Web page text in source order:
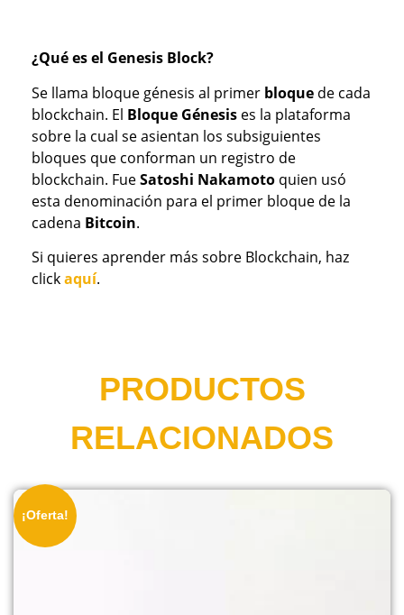
¿Qué es el Genesis Block?
Se llama bloque génesis al primer bloque de cada
blockchain. El Bloque Génesis es la plataforma
sobre la cual se asientan los subsiguientes
bloques que conforman un registro de
blockchain. FueSatoshi Nakamoto quien usó
esta denominación para el primer bloque de la
cadena Bitcoin.
Si quieres aprender más sobre Blockchain, haz
clickaquí.
PRODUCTOS
RELACIONADOS
¡Oferta!